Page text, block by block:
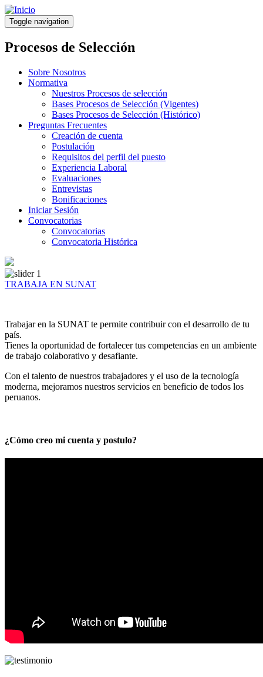
Pasar
al
contenido
principal
Toggle navigation
Procesos de Selección
Sobre Nosotros
Normativa
Nuestros Procesos de selección
Bases Procesos de Selección (Vigentes)
Bases Procesos de Selección (Histórico)
Preguntas Frecuentes
Creación de cuenta
Postulación
Requisitos del perfil del puesto
Experiencia Laboral
Evaluaciones
Entrevistas
Bonificaciones
Iniciar Sesión
Convocatorias
Convocatorias
Convocatoria Histórica
TRABAJA EN SUNAT
Trabajar en la SUNAT te permite contribuir con el desarrollo de tu
país.
Tienes la oportunidad de fortalecer tus competencias en un ambiente
de trabajo colaborativo y desafiante.
Con el talento de nuestros trabajadores y el uso de la tecnología
moderna, mejoramos nuestros servicios en beneficio de todos los
peruanos.
¿Cómo creo mi cuenta y postulo?